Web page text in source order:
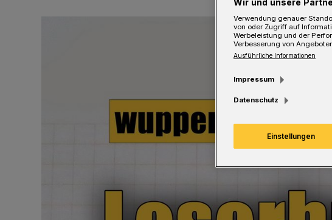
Wir und unsere
Verwendung genauer
von oder Zugriff auf
Werbeleistung und der
Verbesserung von
Ausführliche Informationen
Impressum
Datenschutz
Einstellungen